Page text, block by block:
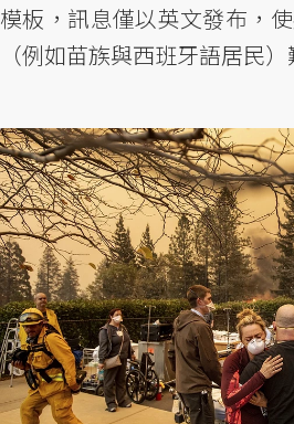
模板，訊息僅以英文發布，
（例如苗族與西班牙語居民